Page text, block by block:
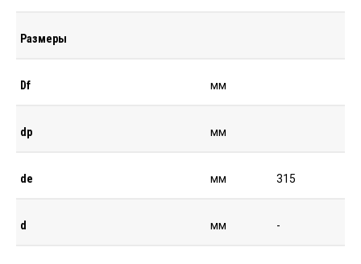
Размеры
Df мм
dp мм
de мм 315
d мм -